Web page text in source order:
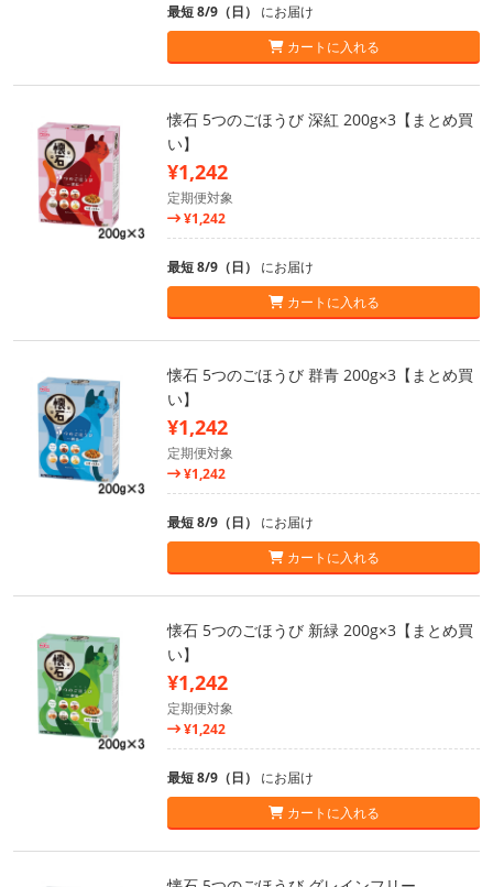
最短 8/9（日） にお届け
カートに入れる
懐石 5つのごほうび 深紅 200g×3【まとめ買
い】
¥1,242
定期便対象
¥1,242
最短 8/9（日） にお届け
カートに入れる
懐石 5つのごほうび 群青 200g×3【まとめ買
い】
¥1,242
定期便対象
¥1,242
最短 8/9（日） にお届け
カートに入れる
懐石 5つのごほうび 新緑 200g×3【まとめ買
い】
¥1,242
定期便対象
¥1,242
最短 8/9（日） にお届け
カートに入れる